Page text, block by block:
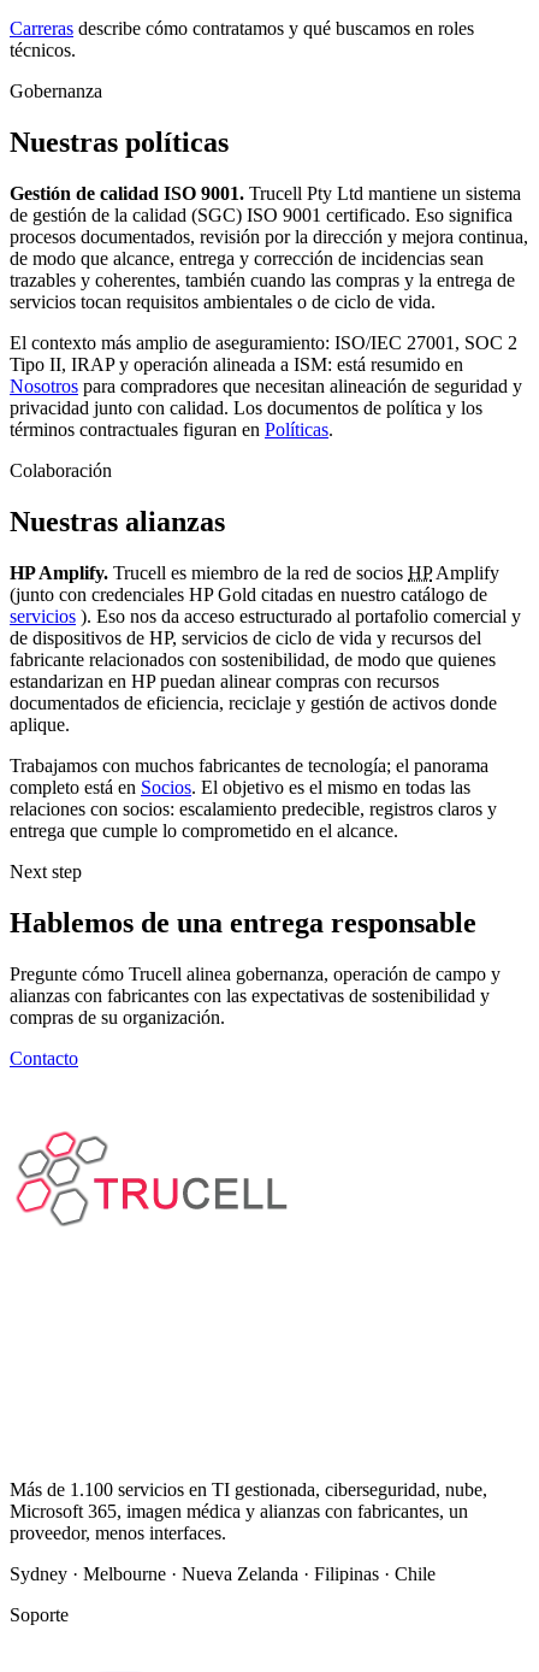
Carreras describe cómo contratamos y qué buscamos en roles
técnicos.
Gobernanza
Nuestras políticas
Gestión de calidad ISO 9001. Trucell Pty Ltd mantiene un sistema
de gestión de la calidad (SGC) ISO 9001 certificado. Eso significa
procesos documentados, revisión por la dirección y mejora continua,
de modo que alcance, entrega y corrección de incidencias sean
trazables y coherentes, también cuando las compras y la entrega de
servicios tocan requisitos ambientales o de ciclo de vida.
El contexto más amplio de aseguramiento: ISO/IEC 27001, SOC 2
Tipo II, IRAP y operación alineada a ISM: está resumido en
Nosotros para compradores que necesitan alineación de seguridad y
privacidad junto con calidad. Los documentos de política y los
términos contractuales figuran en Políticas.
Colaboración
Nuestras alianzas
HP Amplify. Trucell es miembro de la red de socios HPAmplify
(junto con credenciales HP Gold citadas en nuestro catálogo de
servicios ). Eso nos da acceso estructurado al portafolio comercial y
de dispositivos de HP, servicios de ciclo de vida y recursos del
fabricante relacionados con sostenibilidad, de modo que quienes
estandarizan en HP puedan alinear compras con recursos
documentados de eficiencia, reciclaje y gestión de activos donde
aplique.
Trabajamos con muchos fabricantes de tecnología; el panorama
completo está en Socios. El objetivo es el mismo en todas las
relaciones con socios: escalamiento predecible, registros claros y
entrega que cumple lo comprometido en el alcance.
Next step
Hablemos de una entrega responsable
Pregunte cómo Trucell alinea gobernanza, operación de campo y
alianzas con fabricantes con las expectativas de sostenibilidad y
compras de su organización.
Contacto
Más de 1.100 servicios en TI gestionada, ciberseguridad, nube,
Microsoft 365, imagen médica y alianzas con fabricantes, un
proveedor, menos interfaces.
Sydney · Melbourne · Nueva Zelanda · Filipinas · Chile
Soporte